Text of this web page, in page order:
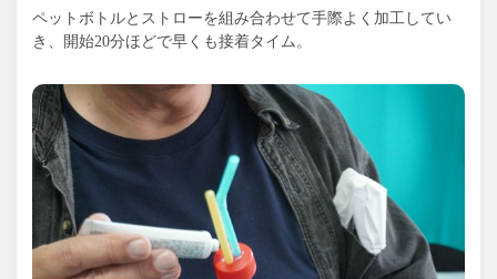
ペットボトルとストローを組み合わせて手際よく加工してい
き、開始20分ほどで早くも接着タイム。